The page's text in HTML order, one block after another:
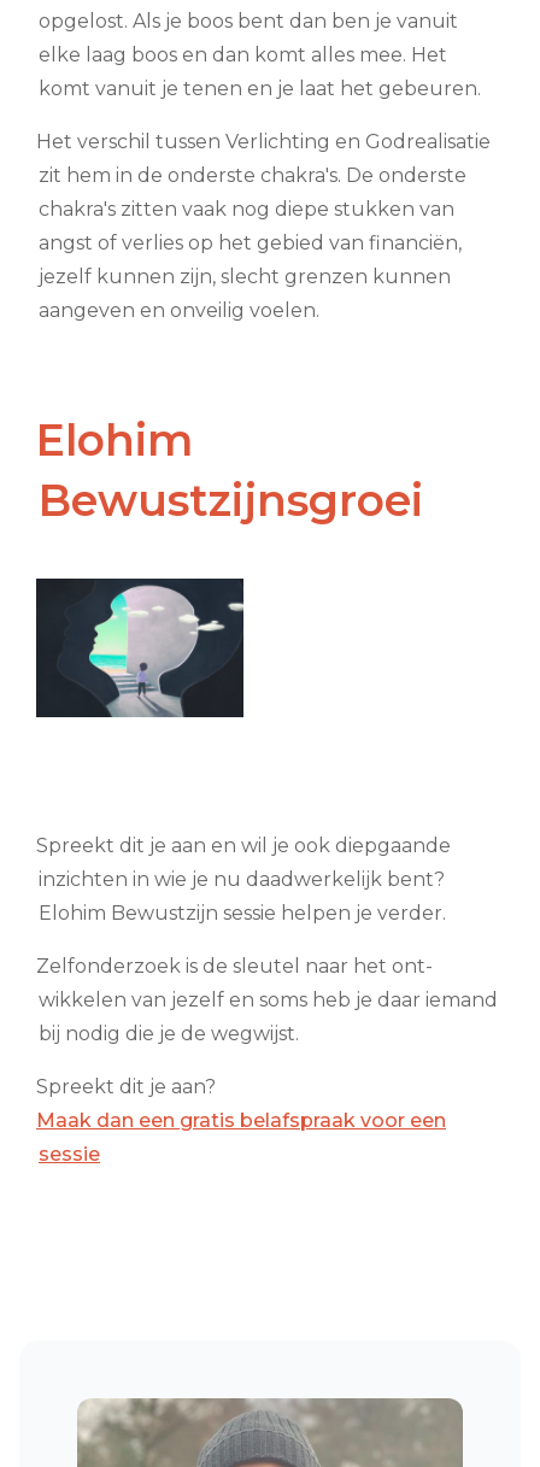
opgelost. Als je boos bent dan ben je vanuit
elke laag boos en dan komt alles mee. Het
komt vanuit je tenen en je laat het gebeuren.
Het verschil tussen Verlichting en Godrealisatie
zit hem in de onderste chakra's. De onderste
chakra's zitten vaak nog diepe stukken van
angst of verlies op het gebied van financiën,
jezelf kunnen zijn, slecht grenzen kunnen
aangeven en onveilig voelen.
Elohim
Bewustzijnsgroei
Spreekt dit je aan en wil je ook diepgaande
inzichten in wie je nu daadwerkelijk bent?
Elohim Bewustzijn sessie helpen je verder.
Zelfonderzoek is de sleutel naar het ont-
wikkelen van jezelf en soms heb je daar iemand
bij nodig die je de wegwijst.
Spreekt dit je aan?
Maak dan een gratis belafspraak voor een
sessie